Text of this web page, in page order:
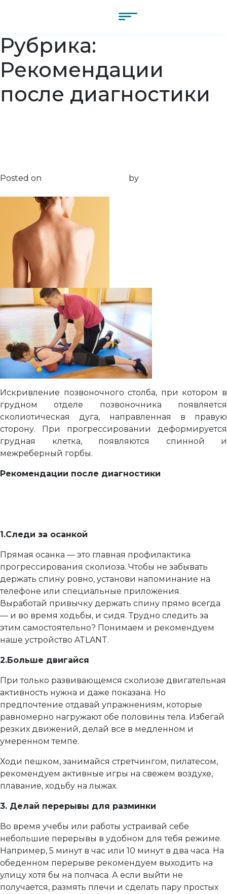
Рубрика:
Рекомендации
после диагностики
Posted on by
Искривление позвоночного столба, при котором в
грудном отделе позвоночника появляется
сколиотическая дуга, направленная в правую
сторону. При прогрессировании деформируется
грудная клетка, появляются спинной и
межреберный горбы.
Рекомендации после диагностики
1.Следи за осанкой
Прямая осанка — это главная профилактика
прогрессирования сколиоза. Чтобы не забывать
держать спину ровно, установи напоминание на
телефоне или специальные приложения.
Выработай привычку держать спину прямо всегда
— и во время ходьбы, и сидя. Трудно следить за
этим самостоятельно? Понимаем и рекомендуем
наше устройство ATLANT.
2.Больше двигайся
При только развивающемся сколиозе двигательная
активность нужна и даже показана. Но
предпочтение отдавай упражнениям, которые
равномерно нагружают обе половины тела. Избегай
резких движений, делай все в медленном и
умеренном темпе.
Ходи пешком, занимайся стретчингом, пилатесом,
рекомендуем активные игры на свежем воздухе,
плавание, ходьбу на лыжах.
3. Делай перерывы для разминки
Во время учебы или работы устраивай себе
небольшие перерывы в удобном для тебя режиме.
Например, 5 минут в час или 10 минут в два часа. На
обеденном перерыве рекомендуем выходить на
улицу хотя бы на полчаса. А если выйти не
получается, размять плечи и сделать пару простых